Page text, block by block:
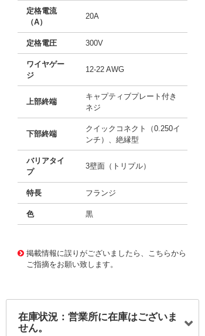
定格電流
（A）
20A
定格電圧 300V
ワイヤゲー
ジ
12-22 AWG
上部終端
キャプティブプレート付き
ネジ
下部終端
クイックコネクト（0.250イ
ンチ）、絶縁型
バリアタイ
プ
3壁面（トリプル）
特長 フランジ
色 黒
掲載情報に誤りがございましたら、こちらから
ご指摘をお願い致します。
在庫状況：営業所に在庫はございま
せん。